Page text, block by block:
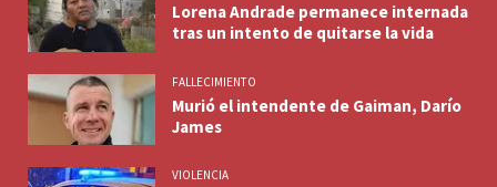
Lorena Andrade permanece internada
tras un intento de quitarse la vida
FALLECIMIENTO
Murió el intendente de Gaiman, Darío
James
VIOLENCIA